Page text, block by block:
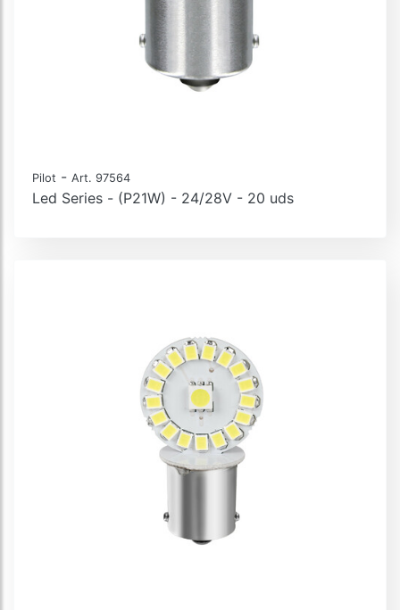
Pilot - Art. 97564
Led Series - (P21W) - 24/28V - 20 uds